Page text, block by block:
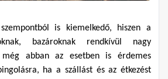
is kiemelkedő, hiszen a
bazároknak rendkívül nagy
abban az esetben is érdemes
ha a szállást és az étkezést